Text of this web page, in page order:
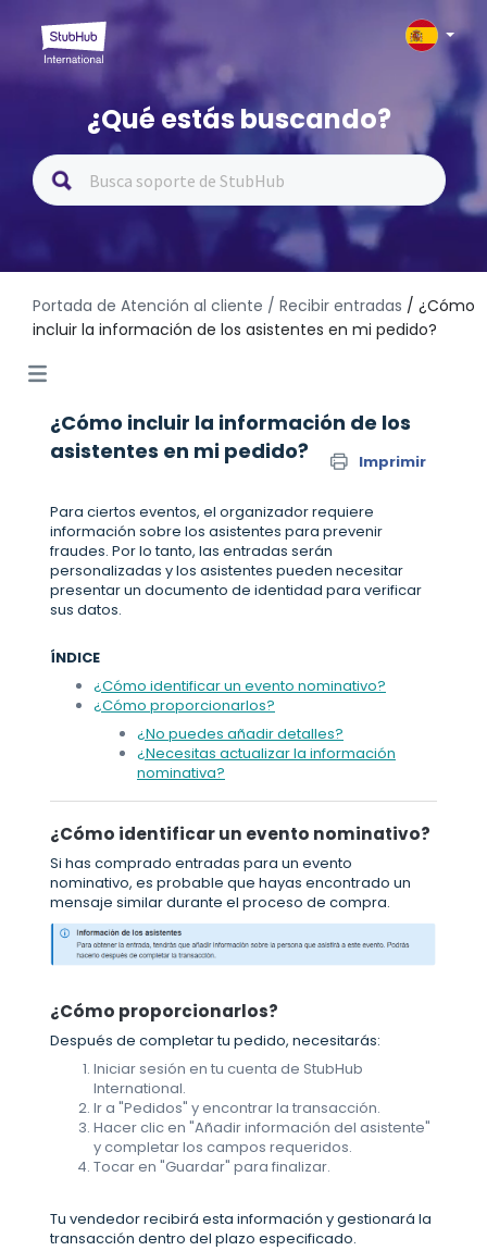
¿Qué estás buscando?
Portada de Atención al cliente / Recibir entradas / ¿Cómo
incluir la información de los asistentes en mi pedido?
¿Cómo incluir la información de los
asistentes en mi pedido?
Imprimir
Para ciertos eventos, el organizador requiere
información sobre los asistentes para prevenir
fraudes. Por lo tanto, las entradas serán
personalizadas y los asistentes pueden necesitar
presentar un documento de identidad para verificar
sus datos.
ÍNDICE
¿Cómo identificar un evento nominativo?
¿Cómo proporcionarlos?
¿No puedes añadir detalles?
¿Necesitas actualizar la información
nominativa?
¿Cómo identificar un evento nominativo?
Si has comprado entradas para un evento
nominativo, es probable que hayas encontrado un
mensaje similar durante el proceso de compra.
¿Cómo proporcionarlos?
Después de completar tu pedido, necesitarás:
Iniciar sesión en tu cuenta de StubHub
International.
Ir a "Pedidos" y encontrar la transacción.
Hacer clic en "Añadir información del asistente"
y completar los campos requeridos.
Tocar en "Guardar" para finalizar.
Tu vendedor recibirá esta información y gestionará la
transacción dentro del plazo especificado.